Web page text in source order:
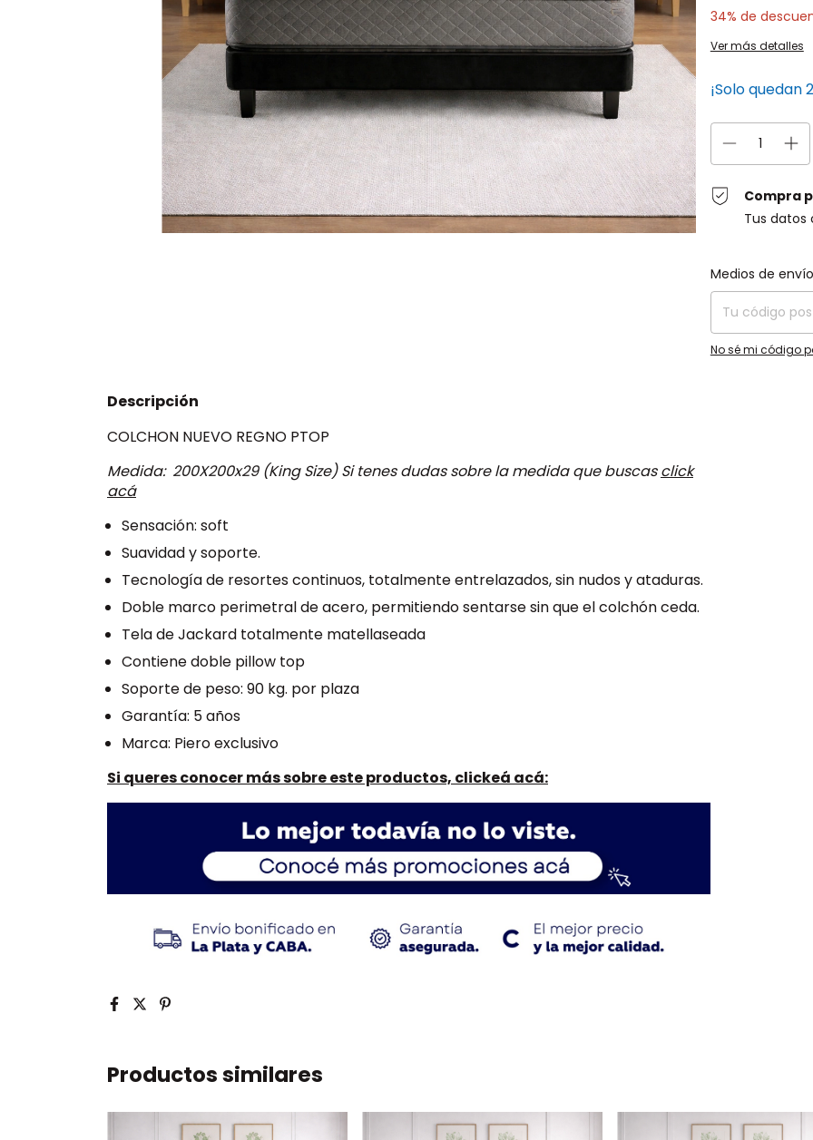
34% de
Ver más detalles
¡Solo quedan2
Compra
Tus datos
Entregas para el CP:
Medios de envío
No sé mi código
Descripción
COLCHON NUEVO REGNO PTOP
Medida: 200X200x29 (King Size) Si tenes dudas sobre la medida que buscasclick
acá
Sensación: soft
Suavidad y soporte.
Tecnología de resortes continuos, totalmente entrelazados, sin nudos y ataduras.
Doble marco perimetral de acero, permitiendo sentarse sin que el colchón ceda.
Tela de Jackard totalmente matellaseada
Contiene doble pillow top
Soporte de peso: 90 kg. por plaza
Garantía: 5 años
Marca: Piero exclusivo
Si queres conocer más sobre este productos, clickeá acá:
Productos similares